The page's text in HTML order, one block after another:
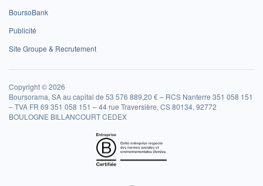
BoursoBank
Publicité
Site Groupe & Recrutement
Copyright © 2026
Boursorama, SA au capital de 53 576 889,20 € – RCS Nanterre 351 058 151
– TVA FR 69 351 058 151 – 44 rue Traversière, CS 80134, 92772
BOULOGNE BILLANCOURT CEDEX